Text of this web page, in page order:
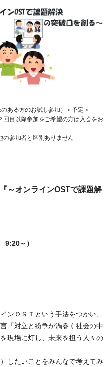
のある方のお試し参加）＜予定＞
目以降参加をご希望の方は入会をお
参加者と区別ありません
～オンラインOSTで課題解
9:20～）
ンＯＳＴという手法をつかい、
「対立と紛争が渦巻く社会の中
現場に灯し、未来を担う人々の
したいことをみんなで考えてみ